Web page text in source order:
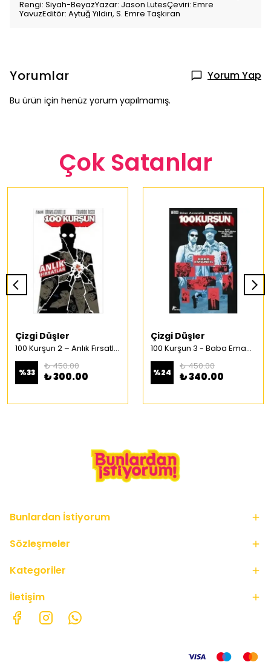
Rengi: Siyah-BeyazYazar: Jason LutesÇeviri: Emre
YavuzEditör: Aytuğ Yıldırı, S. Emre Taşkıran
Yorumlar Yorum Yap
Bu ürün için henüz yorum yapılmamış.
Çok Satanlar
Çizgi Düşler
100 Kurşun 2 – Anlık Fırsatlar Türkçe Çizgi Roman
%33
₺ 450.00
₺ 300.00
Çizgi Düşler
100 Kurşun 3 - Baba Emaneti Türkçe Çizgi Roman
%24
₺ 450.00
₺ 340.00
Bunlardan İstiyorum
Sözleşmeler
Kategoriler
İletişim